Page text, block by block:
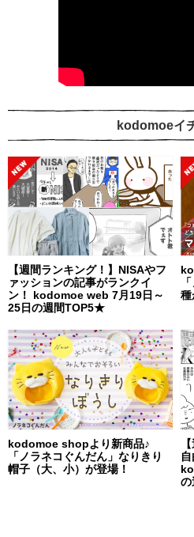
kodomoeイ
【週間ランキング！】NISAやフ
ァッションの記事がランクイ
ン！ kodomoe web 7月19日～
25日の週間TOP5★
種
kodomoe shopより新商品♪
「ノラネコぐんだん」なりきり
帽子（大、小）が登場！